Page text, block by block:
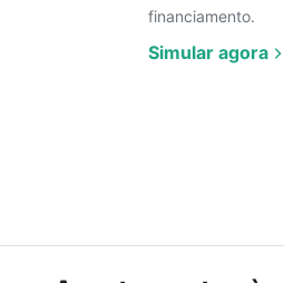
financiamento.
Simular agora